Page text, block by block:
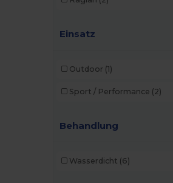
Einsatz
Outdoor (1)
Sport / Performance (2)
Behandlung
Wasserdicht (6)